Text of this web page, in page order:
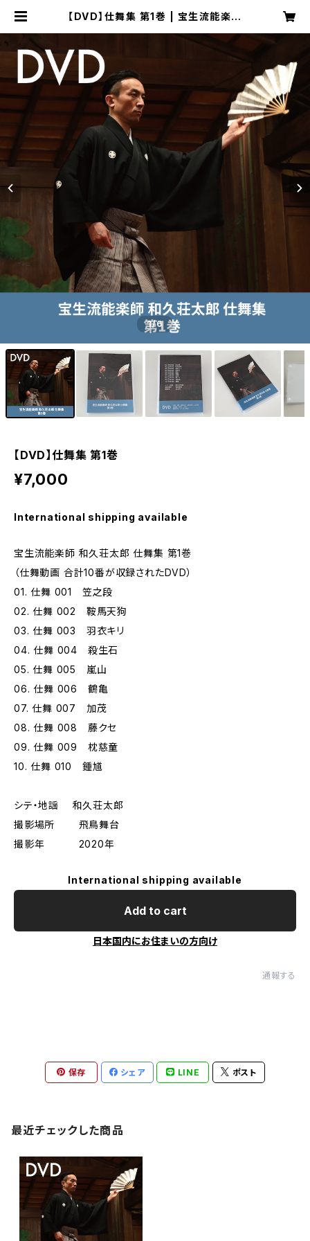
【DVD】仕舞集 第1巻 | 宝生流能楽師
1/6
【DVD】仕舞集 第1巻
¥7,000
International shipping available
宝生流能楽師 和久荘太郎 仕舞集 第1巻
（仕舞動画 合計10番が収録されたDVD）
01. 仕舞 001 笠之段
02. 仕舞 002 鞍馬天狗
03. 仕舞 003 羽衣キリ
04. 仕舞 004 殺生石
05. 仕舞 005 嵐山
06. 仕舞 006 鶴亀
07. 仕舞 007 加茂
08. 仕舞 008 藤クセ
09. 仕舞 009 枕慈童
10. 仕舞 010 鍾馗
シテ・地謡 和久荘太郎
撮影場所 飛鳥舞台
撮影年 2020年
International shipping available
Add to cart
日本国内にお住まいの方向け
通報する
保存 シェア LINE ポスト
最近チェックした商品